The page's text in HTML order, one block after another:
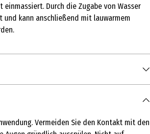
einmassiert. Durch die Zugabe von Wasser
und kann anschließend mit lauwarmem
Vermeiden Sie den Kontakt mit den